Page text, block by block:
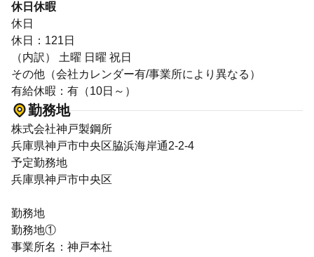
休日休暇
休日
休日：121日
（内訳） 土曜 日曜 祝日
その他（会社カレンダー有/事業所により異なる）
有給休暇：有（10日～）
勤務地
株式会社神戸製鋼所
兵庫県神戸市中央区脇浜海岸通2-2-4
予定勤務地
兵庫県神戸市中央区
勤務地
勤務地①
事業所名：神戸本社